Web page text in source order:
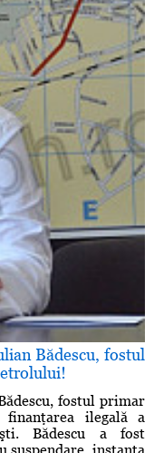
Bădescu, fostul
fostul primar
ilegală a
Bădescu a fost